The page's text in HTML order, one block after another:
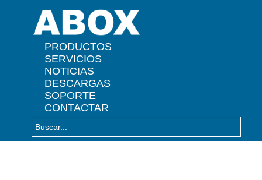
PRODUCTOS
SERVICIOS
NOTICIAS
DESCARGAS
SOPORTE
CONTACTAR